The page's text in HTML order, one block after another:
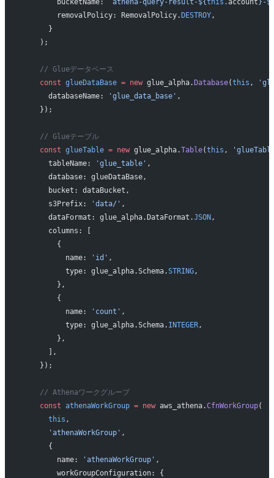
        removalPolicy: RemovalPolicy.
DESTROY,
      }
    );
    // Glueデータベース
    const
glueDataBase = new glue_alpha.Database(this ,
      databaseName:
'glue_data_base' ,
    });
    // Glueテーブル
    const
glueTable = new glue_alpha.Table(this ,
      tableName:
'glue_table' ,
      database: glueDataBase,
      bucket: dataBucket,
      s3Prefix:
'data/' ,
      dataFormat: glue_alpha.DataFormat.
JSON,
      columns: [
        {
          name:
'id' ,
          type: glue_alpha.Schema.
STRING,
        },
        {
          name:
'count' ,
          type: glue_alpha.Schema.
INTEGER,
        },
      ],
    });
    // Athenaワークグループ
    const
athenaWorkGroup = new aws_athena.CfnWorkGroup(
      this
,
      'athenaWorkGroup'
,
      {
        name:
'athenaWorkGroup' ,
        workGroupConfiguration: {